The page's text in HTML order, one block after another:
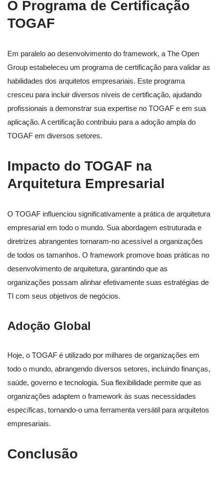
O Programa de Certificação
TOGAF
Em paralelo ao desenvolvimento do framework, a The Open
Group estabeleceu um programa de certificação para validar as
habilidades dos arquitetos empresariais. Este programa
cresceu para incluir diversos níveis de certificação, ajudando
profissionais a demonstrar sua expertise no TOGAF e em sua
aplicação. A certificação contribuiu para a adoção ampla do
TOGAF em diversos setores.
Impacto do TOGAF na
Arquitetura Empresarial
O TOGAF influenciou significativamente a prática de arquitetura
empresarial em todo o mundo. Sua abordagem estruturada e
diretrizes abrangentes tornaram-no acessível a organizações
de todos os tamanhos. O framework promove boas práticas no
desenvolvimento de arquitetura, garantindo que as
organizações possam alinhar efetivamente suas estratégias de
TI com seus objetivos de negócios.
Adoção Global
Hoje, o TOGAF é utilizado por milhares de organizações em
todo o mundo, abrangendo diversos setores, incluindo finanças,
saúde, governo e tecnologia. Sua flexibilidade permite que as
organizações adaptem o framework às suas necessidades
específicas, tornando-o uma ferramenta versátil para arquitetos
empresariais.
Conclusão